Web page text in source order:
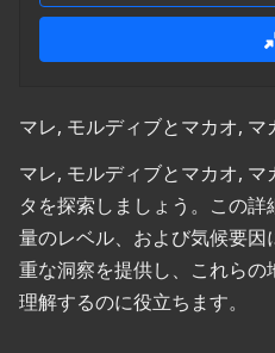
マレ, モルディブとマカオ,
マレ, モルディブとマカオ,
タを探索しましょう。この
量のレベル、および気候要
重な洞察を提供し、これら
理解するのに役立ちます。